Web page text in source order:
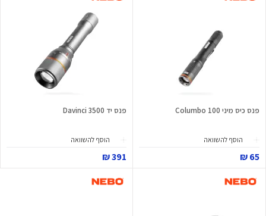
פנס כיס מיני Columbo 100
הוסף להשוואה
65 ₪
פנס יד Davinci 3500
הוסף להשוואה
391 ₪